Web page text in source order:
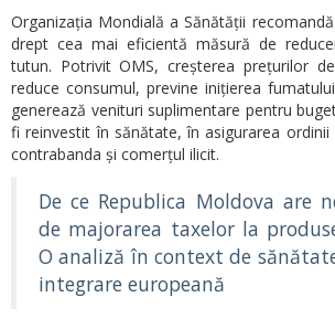
Organizația Mondială a Sănătății recomandă
drept cea mai eficientă măsură de
tutun. Potrivit OMS, creșterea prețurilor
reduce consumul, previne inițierea
generează venituri suplimentare pentru
fi reinvestit în sănătate, în asigurarea
contrabanda și comerțul ilicit.
De ce Republica Moldova are
de majorarea taxelor la
O analiză în context de
integrare europeană